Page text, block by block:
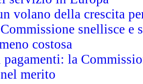
volano della crescita
snellisce
costosa
pagamenti: la
merito